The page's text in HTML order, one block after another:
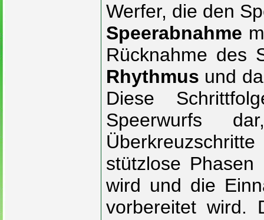
Werfer, die den
Speerabnahme
Rücknahme des
Rhythmus und
Diese
Speerwurfs
stützlose
wird und die
vorbereitet wird.